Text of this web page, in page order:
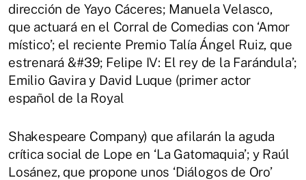
dirección de Yayo Cáceres; Manuela Velasco,
que actuará en el Corral de Comedias con ‘Amor
místico’; el reciente Premio Talía Ángel Ruiz, que
estrenará &#39; Felipe IV: El rey de la Farándula’;
Emilio Gavira y David Luque (primer actor
español de la Royal
Shakespeare Company) que afilarán la aguda
crítica social de Lope en ‘La Gatomaquia’; y Raúl
Losánez, que propone unos ‘Diálogos de Oro’